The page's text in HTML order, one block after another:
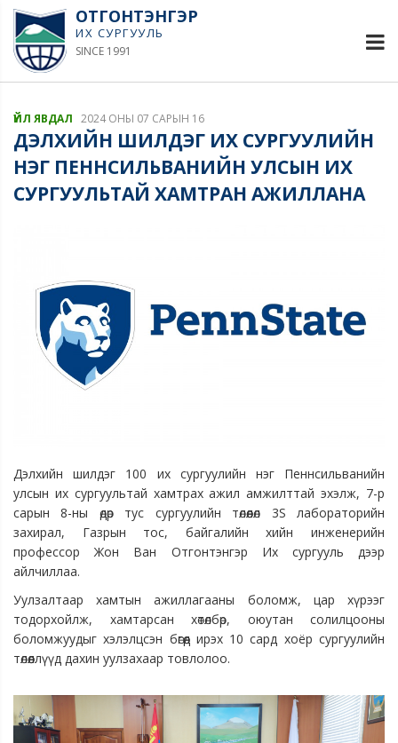
ОТГОНТЭНГЭР
ИХ СУРГУУЛЬ
SINCE 1991
ҮЙЛ ЯВДАЛ 2024 ОНЫ 07 САРЫН 16
ДЭЛХИЙН ШИЛДЭГ ИХ СУРГУУЛИЙН
НЭГ ПЕННСИЛЬВАНИЙН УЛСЫН ИХ
СУРГУУЛЬТАЙ ХАМТРАН АЖИЛЛАНА
Дэлхийн шилдэг 100 их сургуулийн нэг Пеннсильванийн
улсын их сургуультай хамтрах ажил амжилттай эхэлж, 7-р
сарын 8-ны өдөр тус сургуулийн төлөөлөл 3S лабораторийн
захирал, Газрын тос, байгалийн хийн инженерийн
профессор Жон Ван Отгонтэнгэр Их сургууль дээр
айлчиллаа.
Уулзалтаар хамтын ажиллагааны боломж, цар хүрээг
тодорхойлж, хамтарсан хөтөлбөр, оюутан солилцооны
боломжуудыг хэлэлцсэн бөгөөд ирэх 10 сард хоёр сургуулийн
төлөөллүүд дахин уулзахаар товлолоо.